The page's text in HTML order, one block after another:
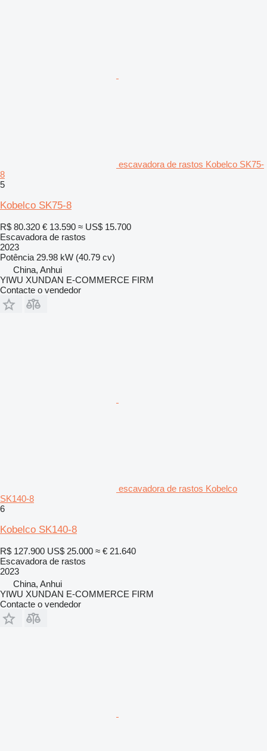
escavadora de rastos Kobelco SK75-
8
5
Kobelco SK75-8
R$ 80.320 € 13.590 ≈ US$ 15.700
Escavadora de rastos
2023
Potência 29.98 kW (40.79 cv)
China, Anhui
YIWU XUNDAN E-COMMERCE FIRM
Contacte o vendedor
escavadora de rastos Kobelco
SK140-8
6
Kobelco SK140-8
R$ 127.900 US$ 25.000 ≈ € 21.640
Escavadora de rastos
2023
China, Anhui
YIWU XUNDAN E-COMMERCE FIRM
Contacte o vendedor